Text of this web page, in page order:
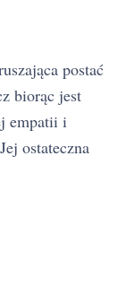
postać
biorąc jest
empatii i
ostateczna